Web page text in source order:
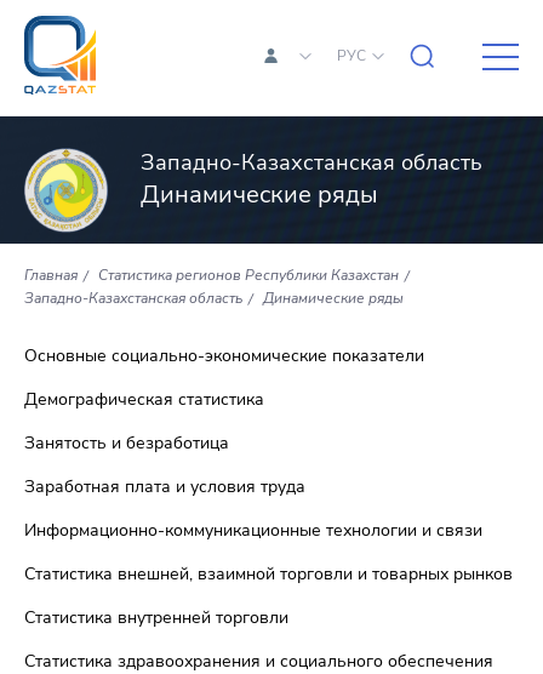
РУС
Западно-Казахстанская область
Динамические ряды
Главная
Статистика регионов Республики Казахстан
Западно-Казахстанская область
Динамические ряды
Основные социально-экономические показатели
Демографическая статистика
Занятость и безработица
Заработная плата и условия труда
Информационно-коммуникационные технологии и связи
Статистика внешней, взаимной торговли и товарных рынков
Статистика внутренней торговли
Статистика здравоохранения и социального обеспечения